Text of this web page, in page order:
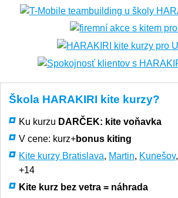
Škola HARAKIRI kite kurzy?
Ku kurzu DARČEK: kite voňavka
V cene: kurz+bonus kiting
Kite kurzy Bratislava, Martin, Kunešov,
+14
Kite kurz bez vetra = náhrada